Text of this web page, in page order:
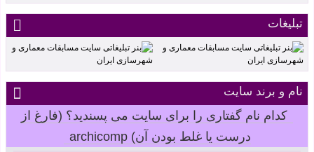
تبلیغات
نام و برند سایت
کدام نام گفتاری را برای سایت می پسندید؟ (فارغ از
درست یا غلط بودن آن) archicomp